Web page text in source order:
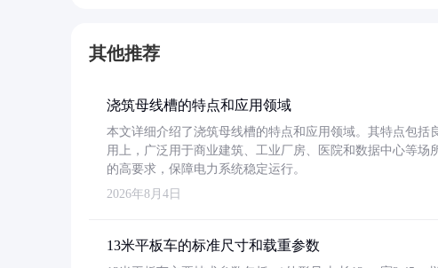
其他推荐
浇筑母线槽的特点和应用领域
本文详细介绍了浇筑母线槽的特点和应用领域。其特点包括
用上，广泛用于商业建筑、工业厂房、医院和数据中心等场
的高要求，保障电力系统稳定运行。
2026年8月4日
13米平板车的标准尺寸和载重参数